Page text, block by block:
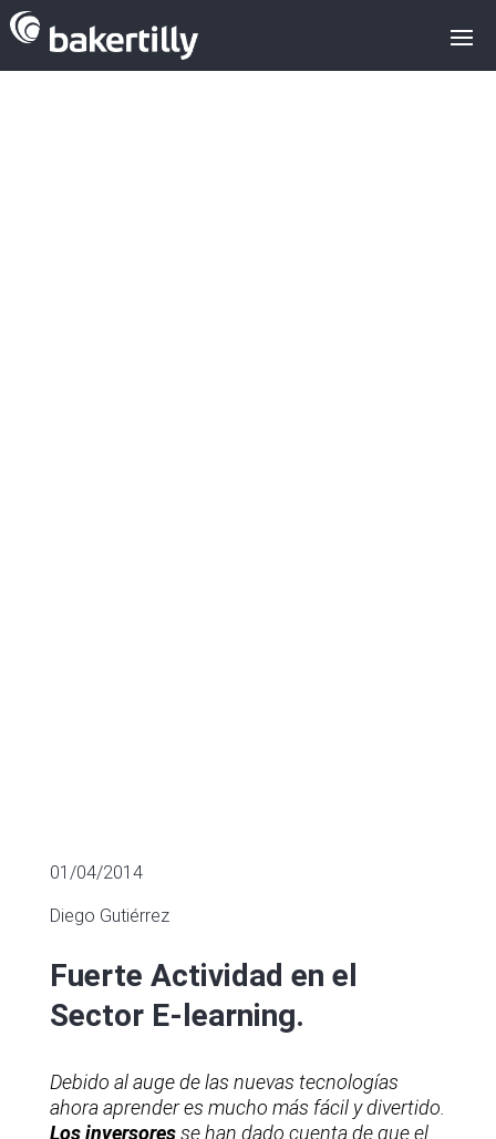
01/04/2014
Diego Gutiérrez
Fuerte Actividad en el
Sector E-learning.
Debido al auge de las nuevas tecnologías
ahora aprender es mucho más fácil y divertido.
Los inversoresse han dado cuenta de que el